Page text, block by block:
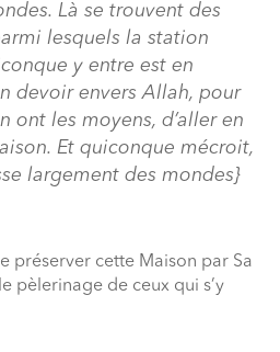
Là se trouvent des
lesquels la station
y entre est en
devoir envers Allah, pour
ont les moyens, d’aller en
Et quiconque mécroit,
largement des mondes}
préserver cette Maison par Sa
pèlerinage de ceux qui s’y